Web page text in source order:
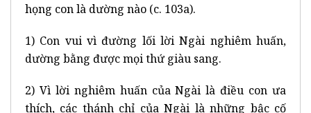
họng con là dường nào (c. 103a).
1) Con vui vì đường lối lời Ngài nghiêm huấn,
dường bằng được mọi thứ giàu sang.
2) Vì lời nghiêm huấn của Ngài là điều con ưa
thích, các thánh chỉ của Ngài là những bậc cố